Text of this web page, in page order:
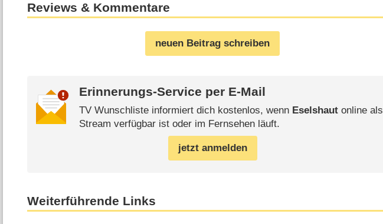
Reviews & Kommentare
neuen Beitrag schreiben
Erinnerungs-Service per E-Mail
TV Wunschliste informiert dich kostenlos, wenn Eselshautonline als
Stream verfügbar ist oder im Fernsehen läuft.
jetzt anmelden
Weiterführende Links